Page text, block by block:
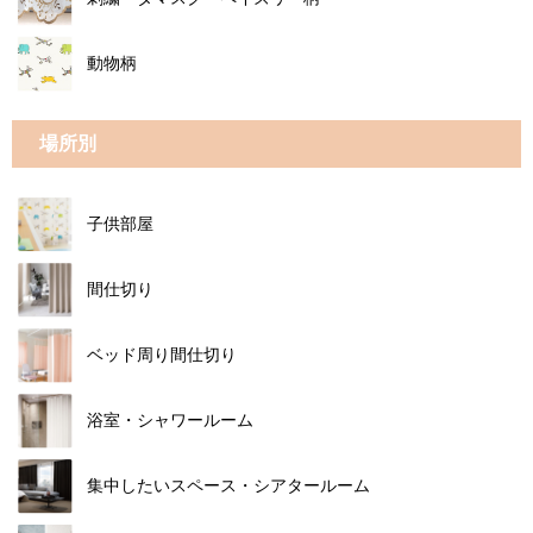
動物柄
場所別
子供部屋
間仕切り
ベッド周り間仕切り
浴室・シャワールーム
集中したいスペース・シアタールーム